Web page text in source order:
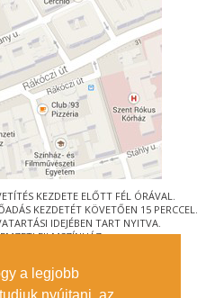
a legjobb
KEZDETE ELŐTT FÉL ÓRÁVAL.
KEZDETÉT KÖVETŐEN 15 PERCCEL.
IDEJÉBEN TART NYITVA.
FILMSZÍNHÁZ
RÁKÓCZI ÚT 21.